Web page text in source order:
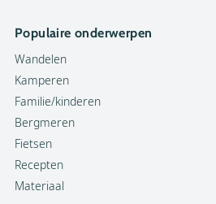
Populaire onderwerpen
Wandelen
Kamperen
Familie/kinderen
Bergmeren
Fietsen
Recepten
Materiaal